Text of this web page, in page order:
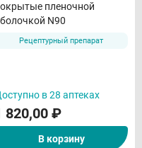
пленочной
N90
Рецептурный препарат
в 28 аптеках
820,00 ₽
В корзину